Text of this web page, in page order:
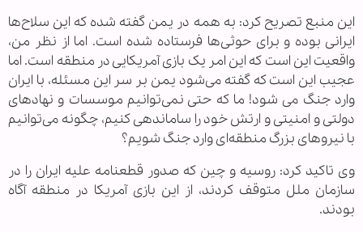
این منبع تصریح کرد: به همه در یمن گفته شده که این سلاح‌ها
ایرانی بوده و برای حوثی‌ها فرستاده شده است. اما از نظر من،
واقعیت این است که این امر یک بازی آمریکایی در منطقه است. اما
عجیب این است که گفته می‌شود یمن بر سر این مسئله، با ایران
وارد جنگ می‌ شود! ما که حتی نمی‌توانیم موسسات و نهادهای
دولتی و امنیتی و ارتش خود را ساماندهی کنیم، چگونه می‌توانیم
با نیروهای بزرگ منطقه‌ای وارد جنگ شویم؟
وی تاکید کرد: روسیه و چین که صدور قطعنامه علیه ایران را در
سازمان ملل متوقف کردند، از این بازی آمریکا در منطقه آگاه
بودند.